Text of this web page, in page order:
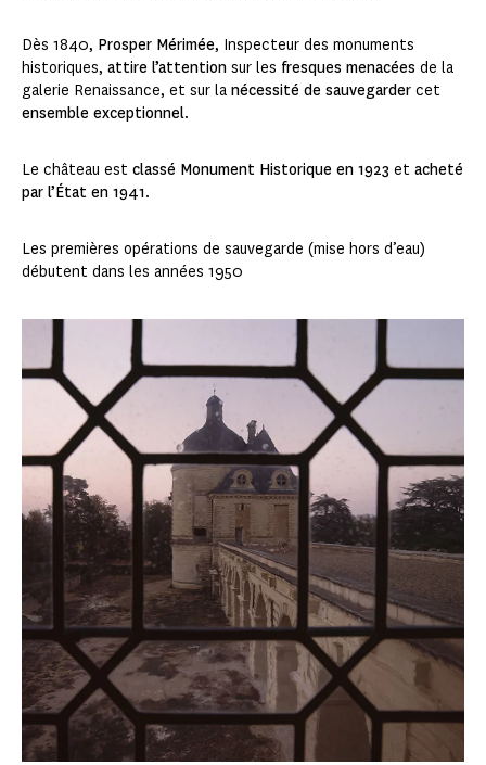
Dès 1840, Prosper Mérimée, Inspecteur des monuments
historiques, attire l’attention sur les fresques menacées de la
galerie Renaissance, et sur la nécessité de sauvegarder cet
ensemble exceptionnel.
Le château est classé Monument Historique en 1923 et acheté
par l’État en 1941.
Les premières opérations de sauvegarde (mise hors d’eau)
débutent dans les années 1950